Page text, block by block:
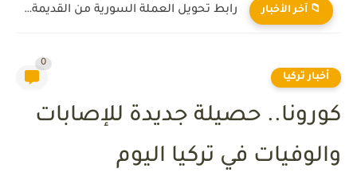
📁 آخر الأخبار رابط تحويل العملة السورية من القديمة إلى الجديدة 2026
أخبار تركيا
0
كورونا.. حصيلة جديدة للإصابات
والوفيات في تركيا اليوم